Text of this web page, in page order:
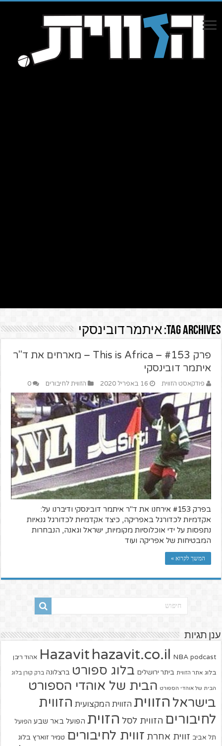
Tag Archives: איתמר דובינסקי
פרק #153 – This is Africa – מארחים את ד"ר
איתמר דובינסקי
פודקאסט הזווית 16 באפריל 2020 הזווית לחיבורים 0
בפרק #153 אירחנו את ד"ר איתמר דובינסקי ודיברנו על:
אקדמיות לכדורגל באפריקה, כיצד אקדמיות לכדורגל גנאיות
נתפסות על ידי אוכלוסיות מקומיות, ישראל וגאנה, הנבחרות
המבטיחות של אפריקה ועוד
המשך לקרוא »
ענן תגיות
Hazavit hazavit.co.il NBA podcast אהוד ריבן
בלוג אתר הזווית ביתר ירושלים בלוג ספורט ברצלונה ברק קורן בלוג
הבית של אוהדי הספורט הבית של אוהדי הספורט
בישראל הזווית הזווית המקצועית הזווית
לחיבורים הזווית לסל הזוית הפועל באר שבע הפועל
תל אביב זווית אחרת זווית לחיבורים טמיר זוארץ בלוג